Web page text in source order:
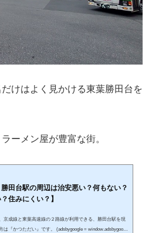
けはよく見かける東葉勝田台を
ーメン屋が豊富な街。
勝田台駅の周辺は治安悪い？何もない？
住みにくい？】
京成線と東葉高速線の２路線が利用できる、勝田台駅を現
です。 (adsbygoogle = window.adsbygoogl